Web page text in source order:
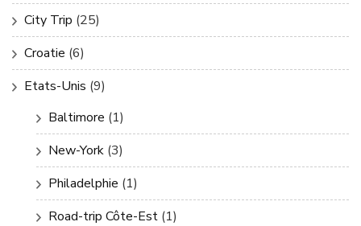
City Trip (25)
Croatie (6)
Etats-Unis (9)
Baltimore (1)
New-York (3)
Philadelphie (1)
Road-trip Côte-Est (1)